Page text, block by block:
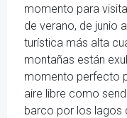
momento para
de verano, de junio
turística más alta
montañas están
momento perfecto
aire libre como
barco por los lagos